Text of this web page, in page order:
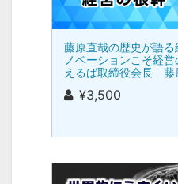
藤原直哉の歴史が語
ノベーションこそ経
えるば取締役会長 藤
¥3,500